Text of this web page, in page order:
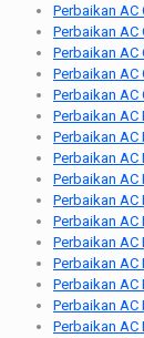
Perbaikan AC
Perbaikan AC
Perbaikan AC
Perbaikan AC
Perbaikan AC
Perbaikan
Perbaikan
Perbaikan
Perbaikan
Perbaikan
Perbaikan
Perbaikan
Perbaikan AC
Perbaikan
Perbaikan
Perbaikan